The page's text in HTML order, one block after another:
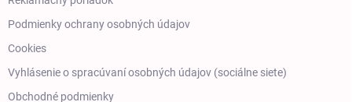
Podmienky ochrany osobných údajov
Cookies
Vyhlásenie o spracúvaní osobných údajov (sociálne siete)
Obchodné podmienky